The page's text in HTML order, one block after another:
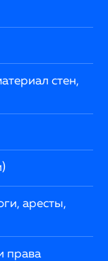
стен,
аресты,
права